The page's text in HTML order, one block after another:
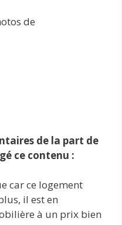
de
de la part de
ce contenu :
car ce logement
il est en
à un prix bien